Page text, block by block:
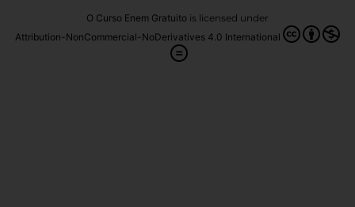
O Curso Enem Gratuito is licensed under
Attribution-NonCommercial-NoDerivatives 4.0 International